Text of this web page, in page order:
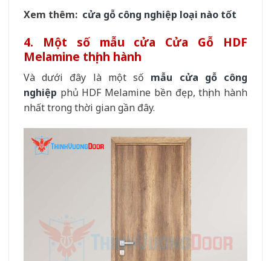
Xem thêm: cửa gỗ công nghiệp loại nào tốt
4. Một số mẫu cửa Cửa Gỗ HDF
Melamine thịnh hành
Và dưới đây là một số mẫu cửa gỗ công
nghiệp phủ HDF Melamine bền đẹp, thịnh hành
nhất trong thời gian gần đây.